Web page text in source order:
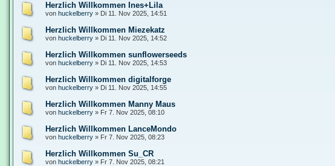
Herzlich Willkommen Ines+Lila
von huckelberry » Di 11. Nov 2025, 14:51
Herzlich Willkommen Miezekatz
von huckelberry » Di 11. Nov 2025, 14:52
Herzlich Willkommen sunflowerseeds
von huckelberry » Di 11. Nov 2025, 14:53
Herzlich Willkommen digitalforge
von huckelberry » Di 11. Nov 2025, 14:55
Herzlich Willkommen Manny Maus
von huckelberry » Fr 7. Nov 2025, 08:10
Herzlich Willkommen LanceMondo
von huckelberry » Fr 7. Nov 2025, 08:23
Herzlich Willkommen Su_CR
von huckelberry » Fr 7. Nov 2025, 08:21